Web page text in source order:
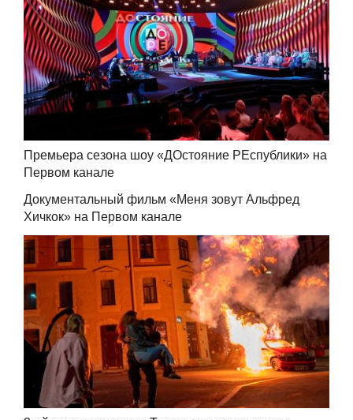
Премьера сезона шоу «ДОстояние РЕспублики» на
Первом канале
Документальный фильм «Меня зовут Альфред
Хичкок» на Первом канале